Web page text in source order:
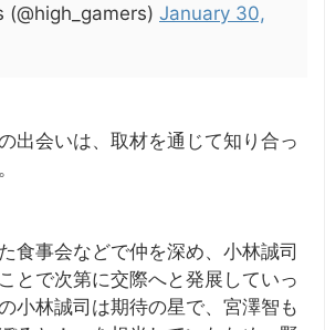
January 30,
出会いは、取材を通じて知り合っ
食事会などで仲を深め、小林誠司
とで次第に交際へと発展していっ
小林誠司は期待の星で、宮澤智も